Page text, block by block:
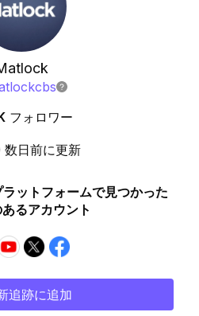
フォロワー
数日前に更新
ットフォームで見つかった
るアカウント
追跡に追加